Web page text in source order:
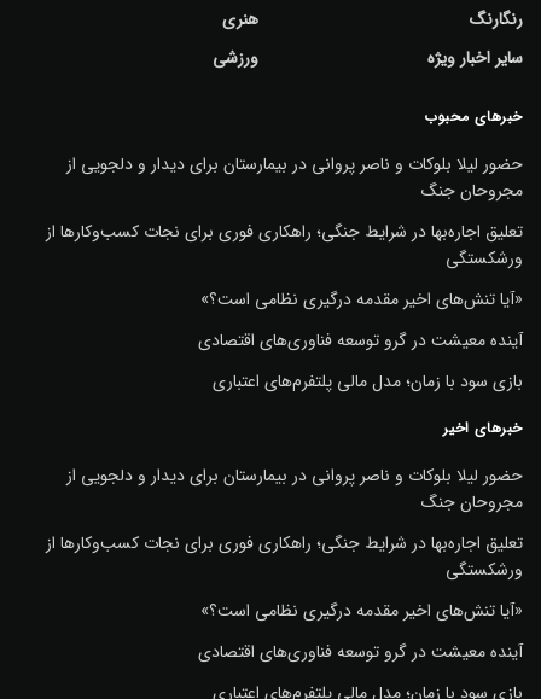
رنگارنگ
سایر اخبار ویژه
هنری
ورزشی
خبرهای محبوب
حضور لیلا بلوکات و ناصر پروانی در بیمارستان برای دیدار و دلجویی از
مجروحان جنگ
تعلیق اجاره‌بها در شرایط جنگی؛ راهکاری فوری برای نجات کسب‌وکارها از
ورشکستگی
«آیا تنش‌های اخیر مقدمه درگیری نظامی است؟»
آینده معیشت در گرو توسعه فناوری‌های اقتصادی
بازی سود با زمان؛ مدل مالی پلتفرم‌های اعتباری
خبرهای اخیر
حضور لیلا بلوکات و ناصر پروانی در بیمارستان برای دیدار و دلجویی از
مجروحان جنگ
تعلیق اجاره‌بها در شرایط جنگی؛ راهکاری فوری برای نجات کسب‌وکارها از
ورشکستگی
«آیا تنش‌های اخیر مقدمه درگیری نظامی است؟»
آینده معیشت در گرو توسعه فناوری‌های اقتصادی
بازی سود با زمان؛ مدل مالی پلتفرم‌های اعتباری